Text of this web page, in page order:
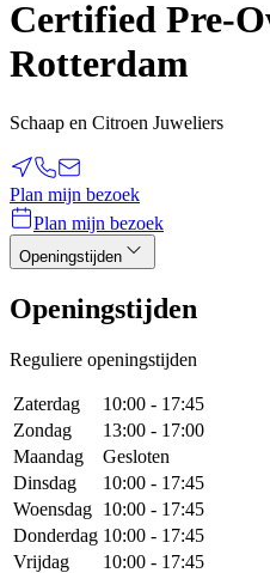
Certified Pre-
Rotterdam
Schaap en Citroen Juweliers
Plan mijn bezoek
Plan mijn bezoek
Openingstijden
Openingstijden
Reguliere openingstijden
Zaterdag
10:00 - 17:45
Zondag
13:00 - 17:00
Maandag
Gesloten
Dinsdag
10:00 - 17:45
Woensdag 10:00 - 17:45
Donderdag 10:00 - 17:45
Vrijdag
10:00 - 17:45